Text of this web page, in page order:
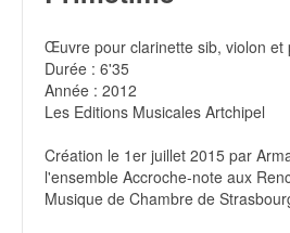
Œuvre pour clarinette sib, violon et
Durée : 6'35
Année : 2012
Les Editions Musicales Artchipel
Création le 1er juillet 2015 par
l'ensemble Accroche-note aux
Musique de Chambre de